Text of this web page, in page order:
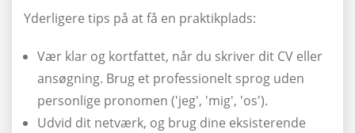
Yderligere tips på at få en praktikplads:
Vær klar og kortfattet, når du skriver dit CV eller
ansøgning. Brug et professionelt sprog uden
personlige pronomen ('jeg', 'mig', 'os').
Udvid dit netværk, og brug dine eksisterende